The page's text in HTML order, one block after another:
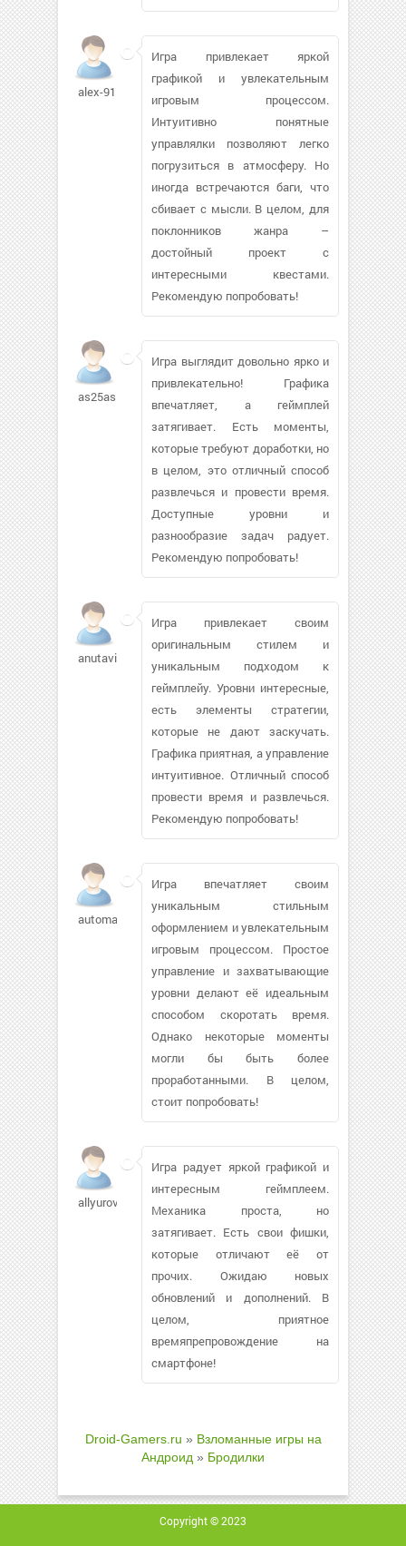
alex-91
Игра привлекает яркой
графикой и увлекательным
игровым процессом.
Интуитивно понятные
управлялки позволяют легко
погрузиться в атмосферу. Но
иногда встречаются баги, что
сбивает с мысли. В целом, для
поклонников жанра –
достойный проект с
интересными квестами.
Рекомендую попробовать!
as25as
Игра выглядит довольно ярко и
привлекательно! Графика
впечатляет, а геймплей
затягивает. Есть моменты,
которые требуют доработки, но
в целом, это отличный способ
развлечься и провести время.
Доступные уровни и
разнообразие задач радует.
Рекомендую попробовать!
anutavip
Игра привлекает своим
оригинальным стилем и
уникальным подходом к
геймплейу. Уровни интересные,
есть элементы стратегии,
которые не дают заскучать.
Графика приятная, а управление
интуитивное. Отличный способ
провести время и развлечься.
Рекомендую попробовать!
automakers
Игра впечатляет своим
уникальным стильным
оформлением и увлекательным
игровым процессом. Простое
управление и захватывающие
уровни делают её идеальным
способом скоротать время.
Однако некоторые моменты
могли бы быть более
проработанными. В целом,
стоит попробовать!
allyurova148
Игра радует яркой графикой и
интересным геймплеем.
Механика проста, но
затягивает. Есть свои фишки,
которые отличают её от
прочих. Ожидаю новых
обновлений и дополнений. В
целом, приятное
времяпрепровождение на
смартфоне!
Droid-Gamers.ru » Взломанные игры на
Андроид » Бродилки
Copyright © 2023